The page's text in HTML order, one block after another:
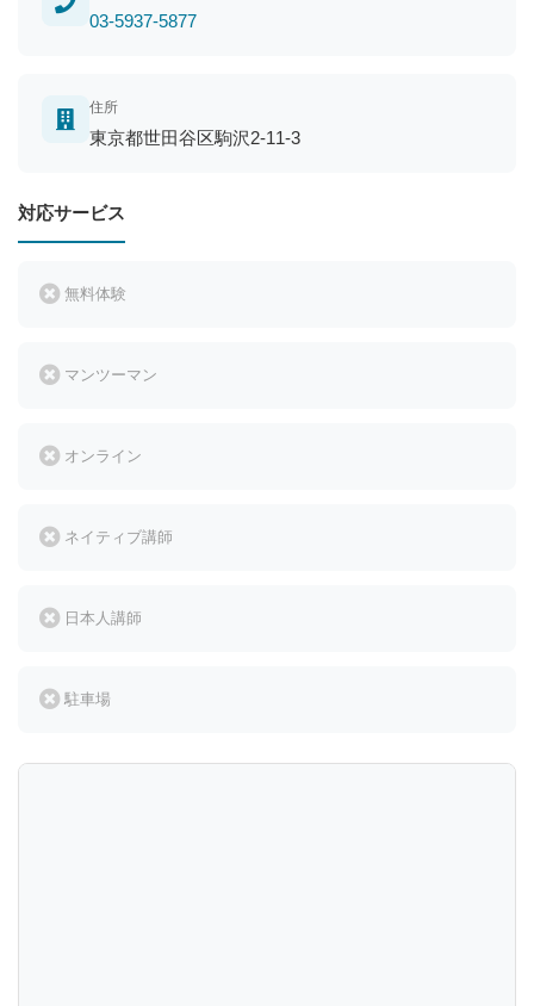
03-5937-5877
住所
東京都世田谷区駒沢2-11-3
対応サービス
無料体験
マンツーマン
オンライン
ネイティブ講師
日本人講師
駐車場